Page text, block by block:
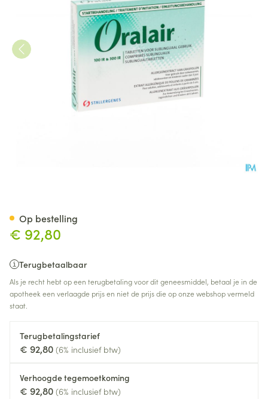
€ 92,80
Terugbetaalbaar
Als je recht hebt op een terugbetaling voor dit geneesmiddel, betaal je in de
apotheek een verlaagde prijs en niet de prijs die op onze webshop vermeld
staat.
Terugbetalingstarief
€ 92,80 (6% inclusief btw)
Verhoogde tegemoetkoming
€ 92,80 (6% inclusief btw)
Op bestelling